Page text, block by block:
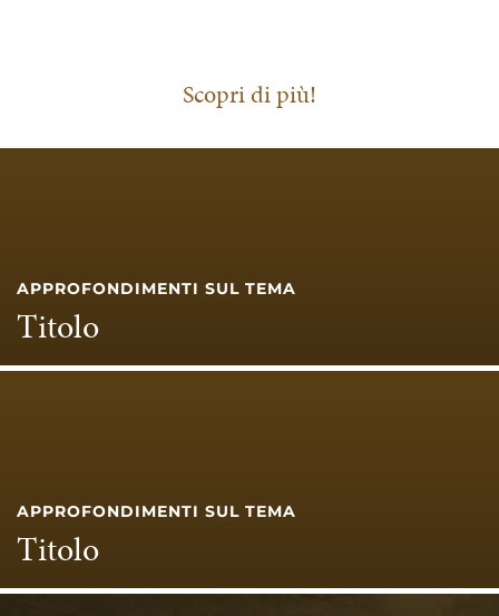
Scopri di più!
APPROFONDIMENTI SUL TEMA
Titolo
APPROFONDIMENTI SUL TEMA
Titolo